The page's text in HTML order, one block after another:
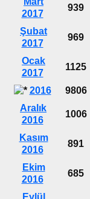
2017
939
Şubat
2017
969
Ocak
2017
1125
2016 9806
Aralık
2016
1006
Kasım
2016
891
Ekim
2016
685
Eylül